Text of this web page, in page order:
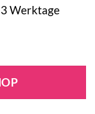
Werktage